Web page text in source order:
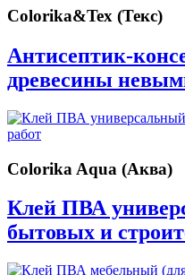
Colorika&Tex (Текс)
Антисептик-
древесины
Colorika Aqua (Аква)
Клей ПВА
бытовых и